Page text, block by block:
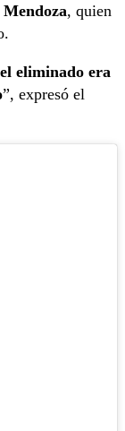
Mendoza, quien
eliminado era
”, expresó el